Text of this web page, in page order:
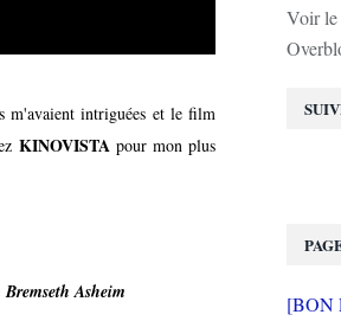
m'avaient intriguées et le film
KINOVISTA pour mon plus
Asheim
Voir
[BON